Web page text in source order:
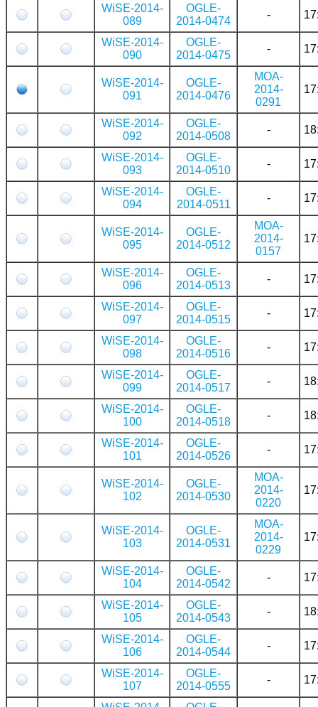
WiSE-2014-
089
OGLE-
2014-0474
-
WiSE-2014-
090
OGLE-
2014-0475
-
WiSE-2014-
091
OGLE-
2014-0476
MOA-
2014-
0291
WiSE-2014-
092
OGLE-
2014-0508
-
WiSE-2014-
093
OGLE-
2014-0510
-
WiSE-2014-
094
OGLE-
2014-0511
-
WiSE-2014-
095
OGLE-
2014-0512
MOA-
2014-
0157
WiSE-2014-
096
OGLE-
2014-0513
-
WiSE-2014-
097
OGLE-
2014-0515
-
WiSE-2014-
098
OGLE-
2014-0516
-
WiSE-2014-
099
OGLE-
2014-0517
-
WiSE-2014-
100
OGLE-
2014-0518
-
WiSE-2014-
101
OGLE-
2014-0526
-
WiSE-2014-
102
OGLE-
2014-0530
MOA-
2014-
0220
WiSE-2014-
103
OGLE-
2014-0531
MOA-
2014-
0229
WiSE-2014-
104
OGLE-
2014-0542
-
WiSE-2014-
105
OGLE-
2014-0543
-
WiSE-2014-
106
OGLE-
2014-0544
-
WiSE-2014-
107
OGLE-
2014-0555
-